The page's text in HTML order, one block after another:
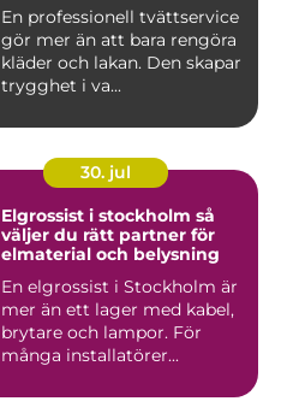
En professionell tvättservice
gör mer än att bara rengöra
kläder och lakan. Den skapar
trygghet i va...
30. jul
Elgrossist i stockholm så
väljer du rätt partner för
elmaterial och belysning
En elgrossist i Stockholm är
mer än ett lager med kabel,
brytare och lampor. För
många installatörer...